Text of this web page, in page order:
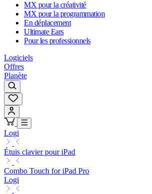
MX pour la créativité
MX pour la programmation
En déplacement
Ultimate Ears
Pour les professionnels
Logiciels
Offres
Planète
Logi
Étuis clavier pour iPad
Combo Touch for iPad Pro
Logi